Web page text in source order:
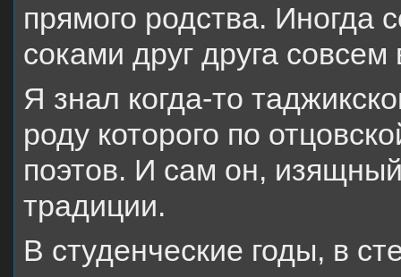
прямого родства. Иногда
соками друг друга
Я знал когда-то
роду которого по
поэтов. И сам он,
традиции.
В студенческие годы, в